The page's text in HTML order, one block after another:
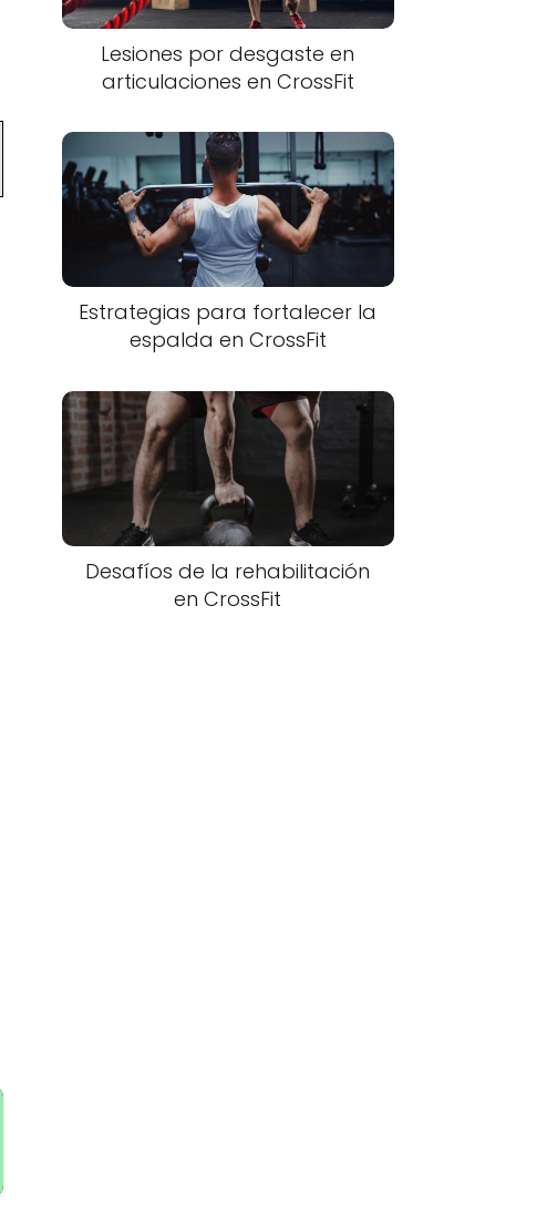
Lesiones por desgaste en
articulaciones en CrossFit
Estrategias para fortalecer la
espalda en CrossFit
Desafíos de la rehabilitación
en CrossFit